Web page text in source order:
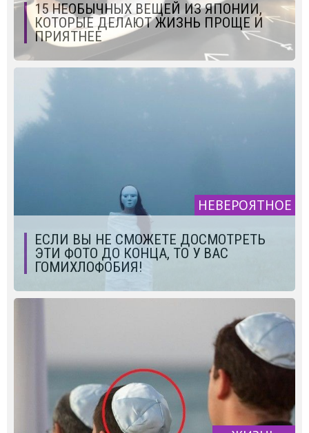
15 НЕОБЫЧНЫХ ВЕЩЕЙ ИЗ ЯПОНИИ,
КОТОРЫЕ ДЕЛАЮТ ЖИЗНЬ ПРОЩЕ И
ПРИЯТНЕЕ
НЕВЕРОЯТНОЕ
ЕСЛИ ВЫ НЕ СМОЖЕТЕ ДОСМОТРЕТЬ
ЭТИ ФОТО ДО КОНЦА, ТО У ВАС
ГОМИХЛОФОБИЯ!